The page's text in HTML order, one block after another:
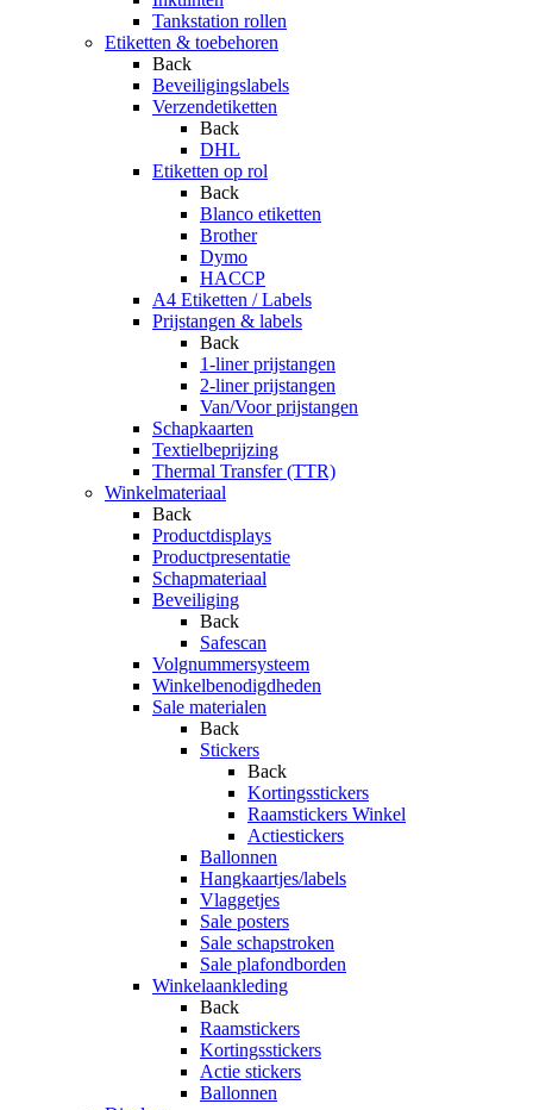
Tankstation rollen
Etiketten & toebehoren
Back
Beveiligingslabels
Verzendetiketten
Back
DHL
Etiketten op rol
Back
Blanco etiketten
Brother
Dymo
HACCP
A4 Etiketten / Labels
Prijstangen & labels
Back
1-liner prijstangen
2-liner prijstangen
Van/Voor prijstangen
Schapkaarten
Textielbeprijzing
Thermal Transfer (TTR)
Winkelmateriaal
Back
Productdisplays
Productpresentatie
Schapmateriaal
Beveiliging
Back
Safescan
Volgnummersysteem
Winkelbenodigdheden
Sale materialen
Back
Stickers
Back
Kortingsstickers
Raamstickers Winkel
Actiestickers
Ballonnen
Hangkaartjes/labels
Vlaggetjes
Sale posters
Sale schapstroken
Sale plafondborden
Winkelaankleding
Back
Raamstickers
Kortingsstickers
Actie stickers
Ballonnen